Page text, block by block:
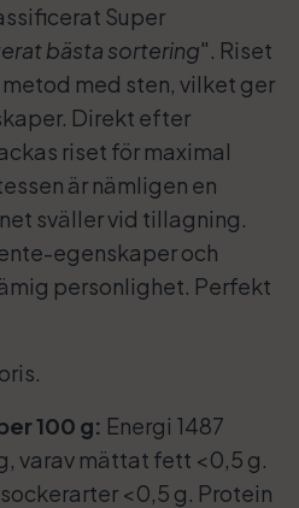
Super
bästa sortering". Riset
med sten, vilket ger
Direkt efter
riset för maximal
är nämligen en
sväller vid tillagning.
egenskaper och
personlighet. Perfekt
100 g: Energi 1487
varav mättat fett <0,5 g.
<0,5 g. Protein